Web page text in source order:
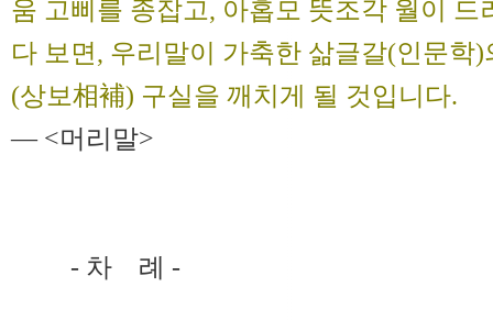
움 고삐를 종잡고, 아홉모 뜻조각 월이 드
다 보면, 우리말이 가축한 삶글갈(인문학
(상보相補) 구실을 깨치게 될 것입니다.
― <머리말>
- 차 례 -